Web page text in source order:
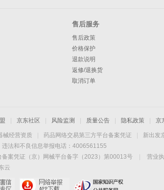
售后服务
售后政策
价格保护
退款说明
返修/退换货
取消订单
京东社区 风险监测 质量公告 隐私政策 京
械经营资质 药品网络交易第三方平台备案凭证
新出发
违法和不良信息举报电话：4006561155
备案凭证（京）网械平台备字（2023）第00013号 营业
云